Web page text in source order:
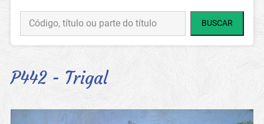
BUSCAR
P442 - Trigal